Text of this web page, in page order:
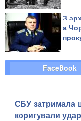
З
а
FaceBook
СБУ затримала
коригували